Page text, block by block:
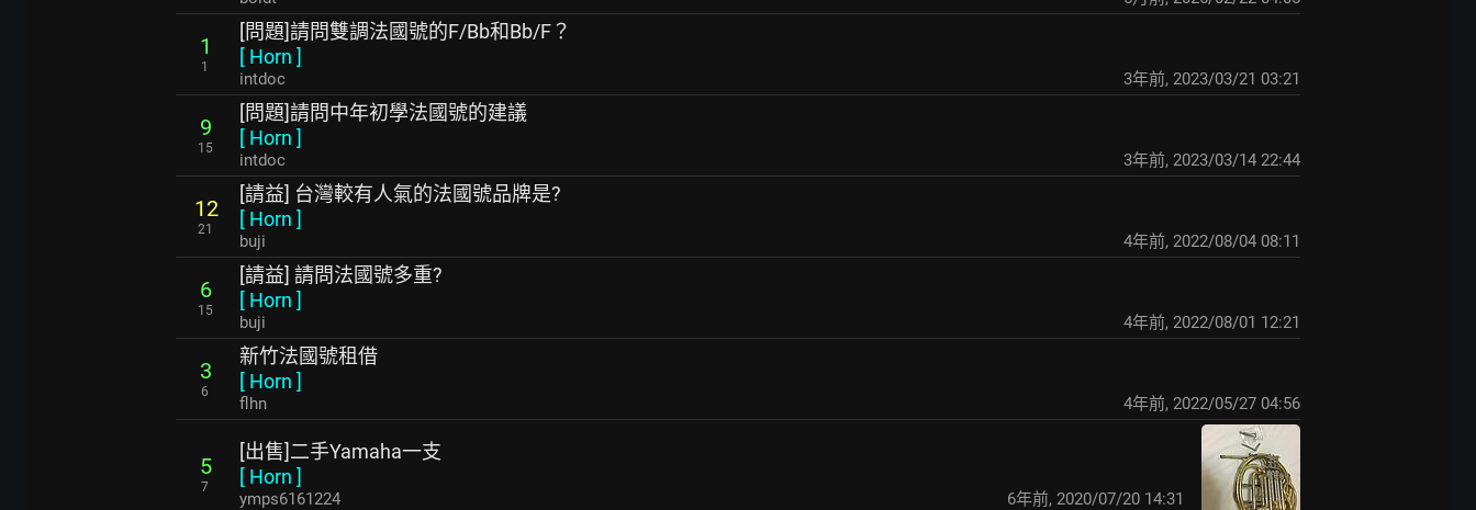
1
1
[問題]請問雙調法國號的F/Bb和Bb/F？
[ Horn ]
intdoc 3年前, 2023/03/21 03:21
9
15
[問題]請問中年初學法國號的建議
[ Horn ]
intdoc 3年前, 2023/03/14 22:44
12
21
[請益] 台灣較有人氣的法國號品牌是?
[ Horn ]
buji 4年前, 2022/08/04 08:11
6
15
[請益] 請問法國號多重?
[ Horn ]
buji 4年前, 2022/08/01 12:21
3
6
新竹法國號租借
[ Horn ]
flhn 4年前, 2022/05/27 04:56
5
7
[出售]二手Yamaha一支
[ Horn ]
ymps6161224 6年前, 2020/07/20 14:31